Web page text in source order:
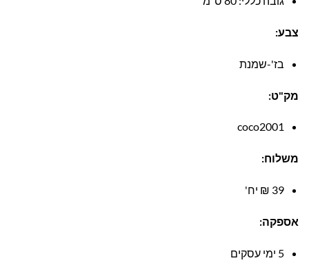
צבע:
בז'-שמנת
מק"ט:
coco2001
משלוח:
39 ₪ יח'
אספקה:
5 ימי עסקים